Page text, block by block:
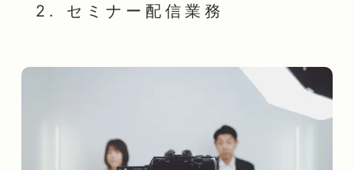
2. セミナー配信業務